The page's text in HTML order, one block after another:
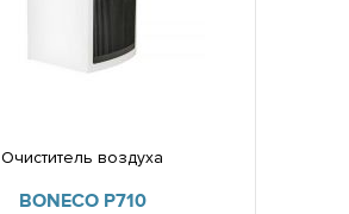
Очиститель воздуха
BONECO P710